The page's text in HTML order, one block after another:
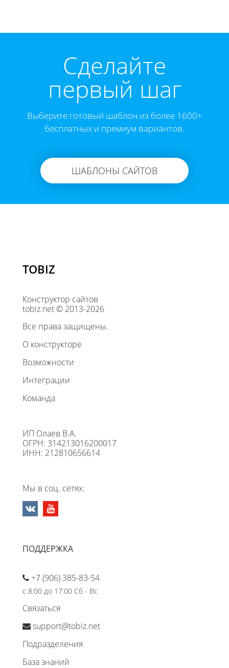
Cделайте
первый шаг
Выберите готовый шаблон из более 1600+
бесплатных и премиум вариантов.
ШАБЛОНЫ САЙТОВ
TOBIZ
Конструктор сайтов
tobiz.net © 2013-2026
Все права защищены.
О конструкторе
Возможности
Интеграции
Команда
ИП Олаев В.А.
ОГРН: 314213016200017
ИНН: 212810656614
Мы в соц. сетях:
ПОДДЕРЖКА
+7 (906) 385-83-54
с 8:00 до 17:00 Сб - Вс
Связаться
support@tobiz.net
Подразделения
База знаний